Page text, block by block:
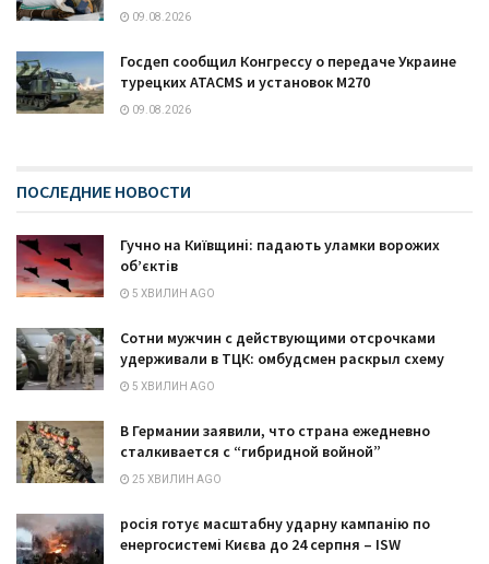
09.08.2026
Госдеп сообщил Конгрессу о передаче Украине
турецких ATACMS и установок M270
09.08.2026
ПОСЛЕДНИЕ НОВОСТИ
Гучно на Київщині: падають уламки ворожих
об’єктів
5 ХВИЛИН AGO
Сотни мужчин с действующими отсрочками
удерживали в ТЦК: омбудсмен раскрыл схему
5 ХВИЛИН AGO
В Германии заявили, что страна ежедневно
сталкивается с “гибридной войной”
25 ХВИЛИН AGO
росія готує масштабну ударну кампанію по
енергосистемі Києва до 24 серпня – ISW